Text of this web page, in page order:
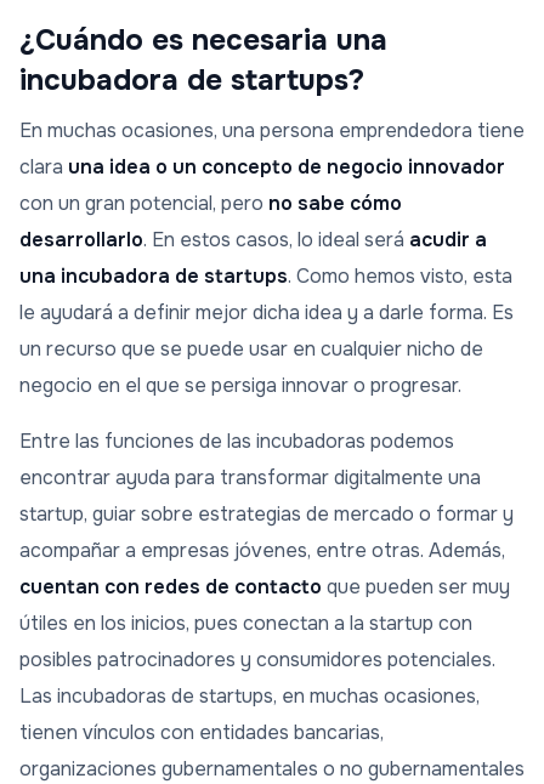
¿Cuándo es necesaria una
incubadora de startups?
En muchas ocasiones, una persona emprendedora tiene
clara una idea o un concepto de negocio innovador
con un gran potencial, pero no sabe cómo
desarrollarlo. En estos casos, lo ideal será acudir a
una incubadora de startups. Como hemos visto, esta
le ayudará a definir mejor dicha idea y a darle forma. Es
un recurso que se puede usar en cualquier nicho de
negocio en el que se persiga innovar o progresar.
Entre las funciones de las incubadoras podemos
encontrar ayuda para transformar digitalmente una
startup, guiar sobre estrategias de mercado o formar y
acompañar a empresas jóvenes, entre otras. Además,
cuentan con redes de contacto que pueden ser muy
útiles en los inicios, pues conectan a la startup con
posibles patrocinadores y consumidores potenciales.
Las incubadoras de startups, en muchas ocasiones,
tienen vínculos con entidades bancarias,
organizaciones gubernamentales o no gubernamentales